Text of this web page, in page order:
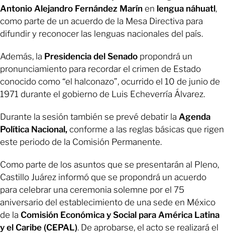
Antonio Alejandro Fernández Marín en lengua náhuatl,
como parte de un acuerdo de la Mesa Directiva para
difundir y reconocer las lenguas nacionales del país.
Además, la Presidencia del Senado propondrá un
pronunciamiento para recordar el crimen de Estado
conocido como “el halconazo”, ocurrido el 10 de junio de
1971 durante el gobierno de Luis Echeverría Álvarez.
Durante la sesión también se prevé debatir la Agenda
Política Nacional, conforme a las reglas básicas que rigen
este periodo de la Comisión Permanente.
Como parte de los asuntos que se presentarán al Pleno,
Castillo Juárez informó que se propondrá un acuerdo
para celebrar una ceremonia solemne por el 75
aniversario del establecimiento de una sede en México
de la Comisión Económica y Social para América Latina
y el Caribe (CEPAL). De aprobarse, el acto se realizará el